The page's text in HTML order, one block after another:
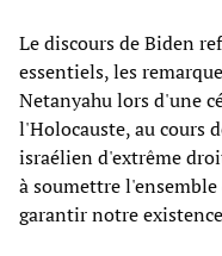
Le discours de Biden
essentiels, les
Netanyahu lors d'une
l'Holocauste, au cours
israélien d'extrême
à soumettre l'ensemble
garantir notre